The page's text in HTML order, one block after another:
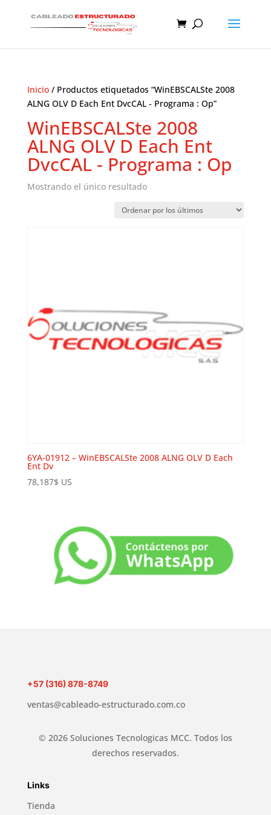
Inicio/ Productos etiquetados “WinEBSCALSte 2008
ALNG OLV D Each Ent DvcCAL - Programa : Op”
WinEBSCALSte 2008
ALNG OLV D Each Ent
DvcCAL - Programa : Op
Mostrando el único resultado
6YA-01912 – WinEBSCALSte 2008 ALNG OLV D Each
Ent Dv
78,187$ US
+57 (316) 878-8749
ventas@cableado-estructurado.com.co
© 2026 Soluciones Tecnologicas MCC. Todos los
derechos reservados.
Links
Tienda